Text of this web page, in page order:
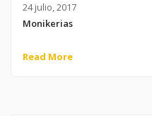
24 julio, 2017
Monikerias
Read More